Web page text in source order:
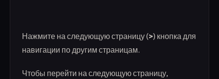
Нажмите на следующую страницу (>) кнопка для
навигации по другим страницам.
Чтобы перейти на следующую страницу,